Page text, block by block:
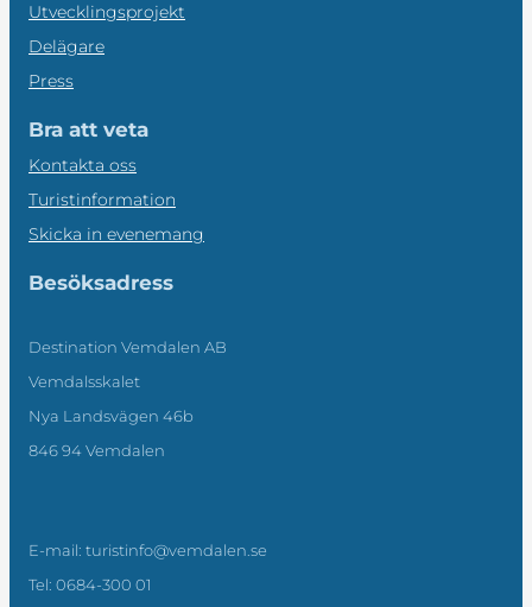
Utvecklingsprojekt
Delägare
Press
Bra att veta
Kontakta oss
Turistinformation
Skicka in evenemang
Besöksadress
Destination Vemdalen AB
Vemdalsskalet
Nya Landsvägen 46b
846 94 Vemdalen
E-mail: turistinfo@vemdalen.se
Tel: 0684-300 01